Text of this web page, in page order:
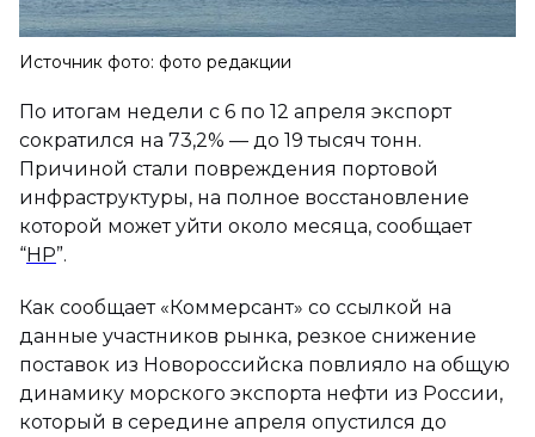
Источник фото: фото редакции
По итогам недели с 6 по 12 апреля экспорт
сократился на 73,2% — до 19 тысяч тонн.
Причиной стали повреждения портовой
инфраструктуры, на полное восстановление
которой может уйти около месяца, сообщает
“НР”.
Как сообщает «Коммерсант» со ссылкой на
данные участников рынка, резкое снижение
поставок из Новороссийска повлияло на общую
динамику морского экспорта нефти из России,
который в середине апреля опустился до